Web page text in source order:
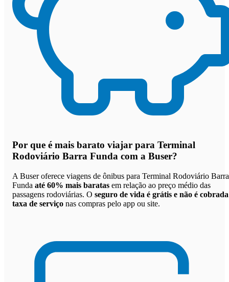
Por que é mais barato viajar para Terminal
Rodoviário Barra Funda com a Buser?
A Buser oferece viagens de ônibus para Terminal Rodoviário Barra
Funda até 60% mais baratas em relação ao preço médio das
passagens rodoviárias. O seguro de vida é grátis e não é cobrada
taxa de serviço nas compras pelo app ou site.